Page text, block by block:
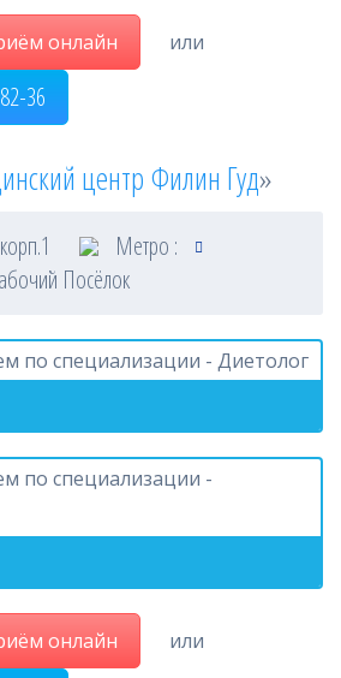
онлайн или
36
центр Филин Гуд»
Метро :
Посёлок
по специализации - Диетолог
по специализации -
онлайн или